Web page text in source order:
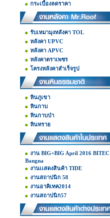
กระเบื้องลดราคา
รับเหมามุงหลังคา TOL
หลังคา UPVC
หลังคา APVC
หลังคาตราเพชร
โครงหลังคาสำเร็จรูป
หินภูเขา
หินกาบ
หินกาบป่า
หินทราย
งาน BIG+BIG April 2016 BITEC
Bangna
งานเเสดงสินค้า TIDE
งานสถาปนิก 58
งานอาคิเทค2014
งานสถาปนิก57